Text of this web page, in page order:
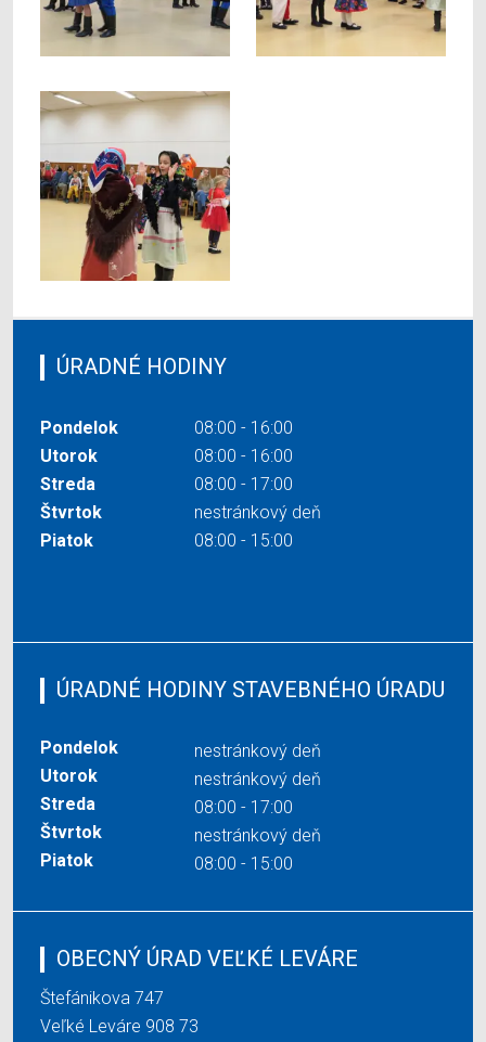
ÚRADNÉ HODINY
Pondelok
08:00 - 16:00
Utorok
08:00 - 16:00
Streda
08:00 - 17:00
Štvrtok
nestránkový deň
Piatok
08:00 - 15:00
ÚRADNÉ HODINY STAVEBNÉHO ÚRADU
Pondelok
nestránkový deň
Utorok
nestránkový deň
Streda
08:00 - 17:00
Štvrtok
nestránkový deň
Piatok
08:00 - 15:00
OBECNÝ ÚRAD VEĽKÉ LEVÁRE
Štefánikova 747
Veľké Leváre 908 73